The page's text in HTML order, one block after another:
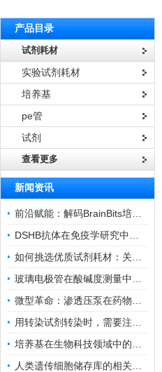
产品目录
试剂耗材
实验试剂耗材
培养基
pe管
试剂
查看更多
新闻资讯